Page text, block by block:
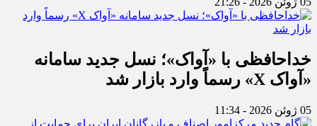
خداحافظی با «آواک»؛ نسل جدید سامانه
«آواک X» رسماً وارد بازار شد
05 ژوئن 2026 - 11:34